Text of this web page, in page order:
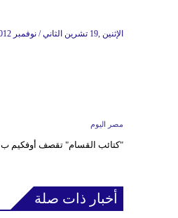
10:20 2012 الإثنين ,19 تشرين الثاني / نوفمبر
مصر اليوم
"كتائب القسام" تقصف أوفكيم ب 10 صواريخ جراد
أخبار ذات صلة